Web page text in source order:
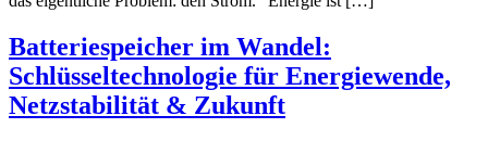
Batteriespeicher im Wandel:
Schlüsseltechnologie für Energiewende,
Netzstabilität & Zukunft